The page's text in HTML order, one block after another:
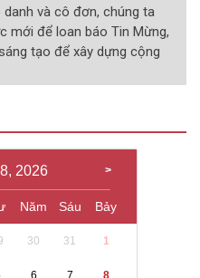
và cô đơn, chúng ta
mới để loan báo Tin Mừng,
tạo để xây dựng cộng
2026
Năm Sáu Bảy
30 31 1
6 7 8